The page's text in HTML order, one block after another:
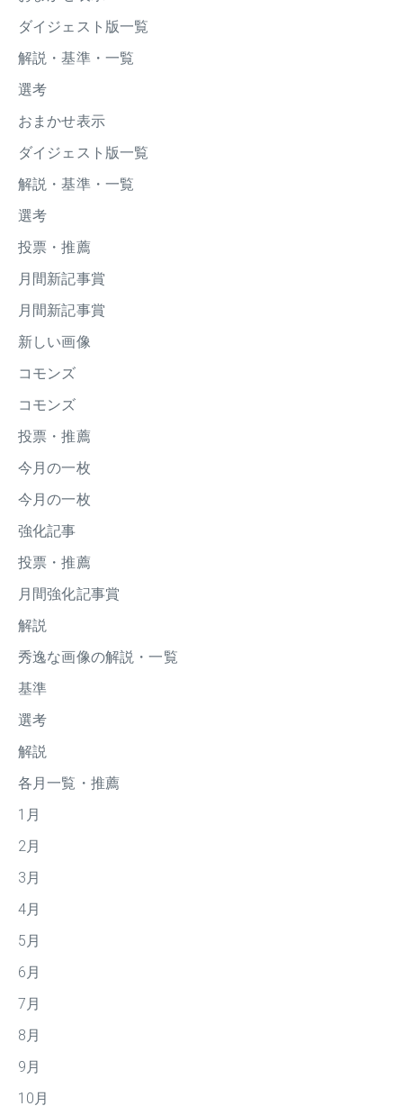
ダイジェスト版一覧
解説・基準・一覧
選考
おまかせ表示
ダイジェスト版一覧
解説・基準・一覧
選考
投票・推薦
月間新記事賞
月間新記事賞
新しい画像
コモンズ
コモンズ
投票・推薦
今月の一枚
今月の一枚
強化記事
投票・推薦
月間強化記事賞
解説
秀逸な画像の解説・一覧
基準
選考
解説
各月一覧・推薦
1月
2月
3月
4月
5月
6月
7月
8月
9月
10月